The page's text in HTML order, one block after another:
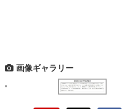
画像ギャラリー